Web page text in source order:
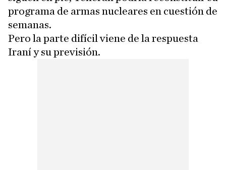
programa de armas nucleares en cuestión de
semanas.
Pero la parte difícil viene de la respuesta
Iraní y su previsión.